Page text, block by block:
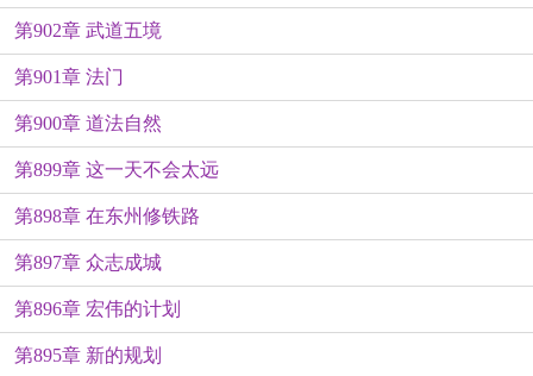
第902章 武道五境
第901章 法门
第900章 道法自然
第899章 这一天不会太远
第898章 在东州修铁路
第897章 众志成城
第896章 宏伟的计划
第895章 新的规划